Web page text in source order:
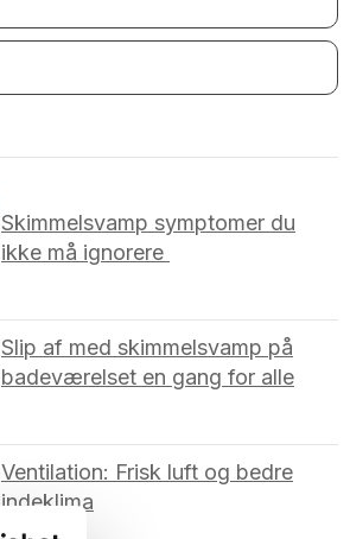
Skimmelsvamp symptomer du
ikke må ignorere ​
Slip af med skimmelsvamp på
badeværelset en gang for alle
Ventilation: Frisk luft og bedre
indeklima